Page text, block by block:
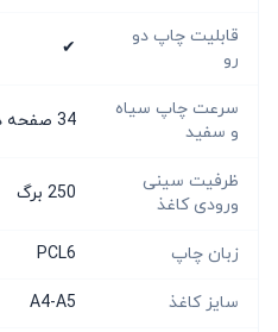
قابلیت چاپ دو
رو
✔
سرعت چاپ سیاه
و سفید
34 صفحه در دقیقه
ظرفیت سینی
ورودی کاغذ
250 برگ
زبان چاپ PCL6
سایز کاغذ A4-A5